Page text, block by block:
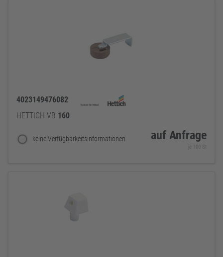
4023149476082
HETTICH VB 160
keine Verfügbarkeitsinformationen auf Anfrage
je 100 St